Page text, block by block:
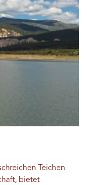
Teichen
bietet